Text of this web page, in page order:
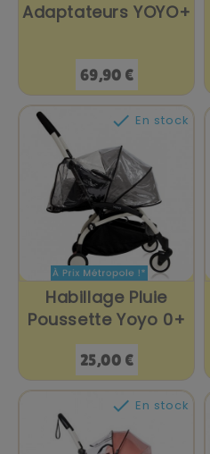
Adaptateurs YOYO+
Prix
69,90 €
 En stock
Habillage Pluie
Poussette Yoyo 0+
Prix
25,00 €
 En stock